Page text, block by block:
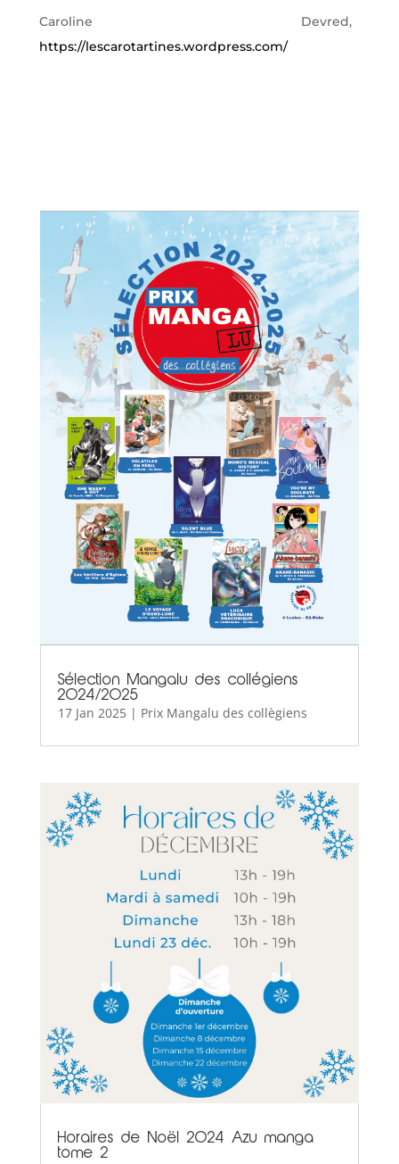
Caroline Devred,
https://lescarotartines.wordpress.com/
Sélection Mangalu des collégiens
2024/2025
17 Jan 2025| Prix Mangalu des collègiens
Horaires de Noël 2024 Azu manga
tome 2